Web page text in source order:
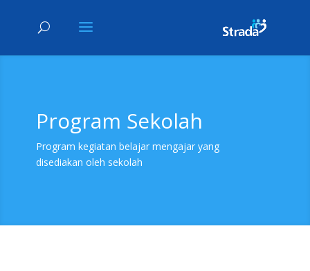
Program Sekolah
Program kegiatan belajar mengajar yang
disediakan oleh sekolah